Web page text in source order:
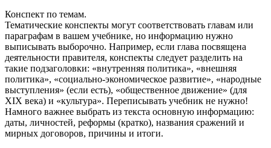
Конспект по темам.
Тематические конспекты могут соответствовать главам или
параграфам в вашем учебнике, но информацию нужно
выписывать выборочно. Например, если глава посвящена
деятельности правителя, конспекты следует разделить на
такие подзаголовки: «внутренняя политика», «внешняя
политика», «социально-экономическое развитие», «народные
выступления» (если есть), «общественное движение» (для
XIX века) и «культура». Переписывать учебник не нужно!
Намного важнее выбрать из текста основную информацию:
даты, личностей, реформы (кратко), названия сражений и
мирных договоров, причины и итоги.